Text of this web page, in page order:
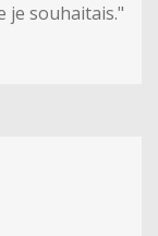
je souhaitais."